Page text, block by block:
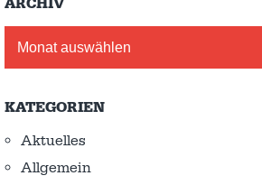
ARCHIV
KATEGORIEN
Aktuelles
Allgemein